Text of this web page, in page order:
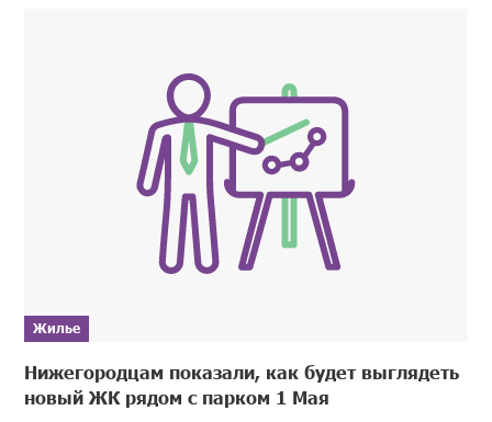
Жилье
Нижегородцам показали, как будет выглядеть
новый ЖК рядом с парком 1 Мая